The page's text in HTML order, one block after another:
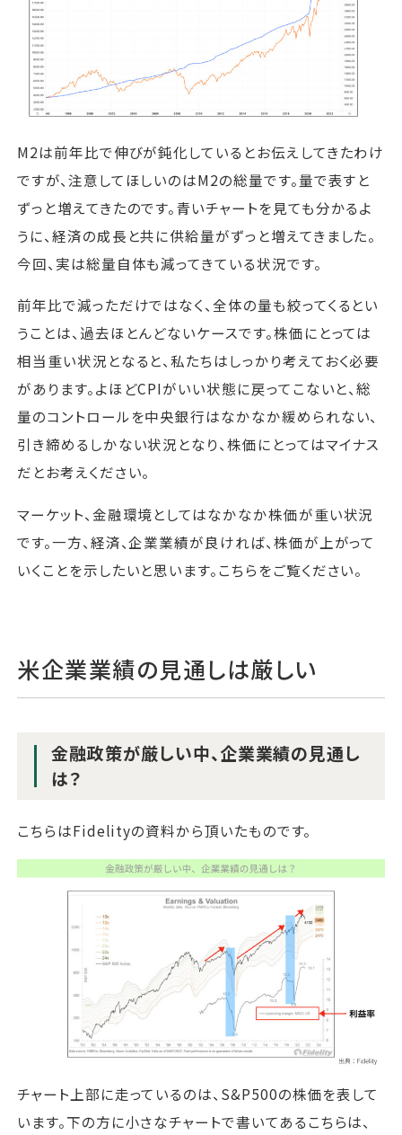
M2は前年比で伸びが鈍化しているとお伝えしてきたわけ
ですが、注意してほしいのはM2の総量です。量で表すと
ずっと増えてきたのです。青いチャートを見ても分かるよ
うに、経済の成長と共に供給量がずっと増えてきました。
今回、実は総量自体も減ってきている状況です。
前年比で減っただけではなく、全体の量も絞ってくるとい
うことは、過去ほとんどないケースです。株価にとっては
相当重い状況となると、私たちはしっかり考えておく必要
があります。よほどCPIがいい状態に戻ってこないと、総
量のコントロールを中央銀行はなかなか緩められない、
引き締めるしかない状況となり、株価にとってはマイナス
だとお考えください。
マーケット、金融環境としてはなかなか株価が重い状況
です。一方、経済、企業業績が良ければ、株価が上がって
いくことを示したいと思います。こちらをご覧ください。
米企業業績の見通しは厳しい
金融政策が厳しい中、企業業績の見通し
は？
こちらはFidelityの資料から頂いたものです。
チャート上部に走っているのは、S&P500の株価を表して
います。下の方に小さなチャートで書いてあるこちらは、